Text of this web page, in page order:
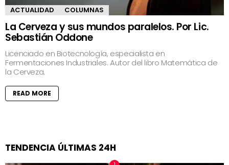
ACTUALIDAD COLUMNAS
La Cerveza y sus mundos paralelos. Por Lic.
Sebastián Oddone
Licenciado en Biotecnología, especialista en
Fermentaciones Industriales. Autor del libro Matemática de
la Cerveza.
READ MORE
TENDENCIA ÚLTIMAS 24H